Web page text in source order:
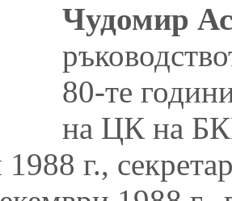
Чудомир
80-те
на ЦК на
1988 г.,